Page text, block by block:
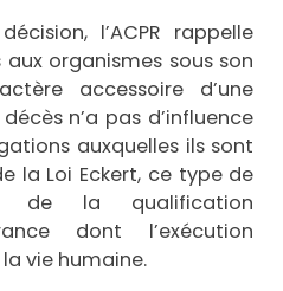
l’ACPR rappelle
organismes sous son
accessoire d’une
n’a pas d’influence
auxquelles ils sont
la Loi Eckert, ce type de
de la qualification
dont l’exécution
vie humaine.